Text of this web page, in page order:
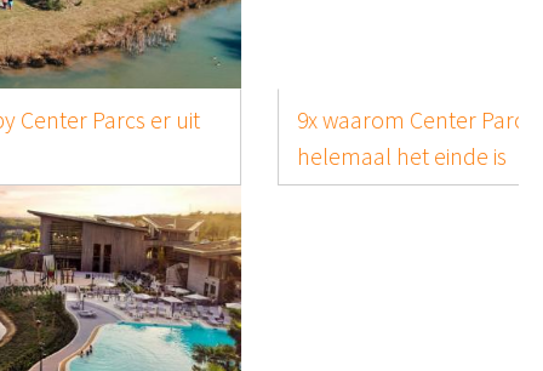
9x waarom Center Parcs De Eemhof